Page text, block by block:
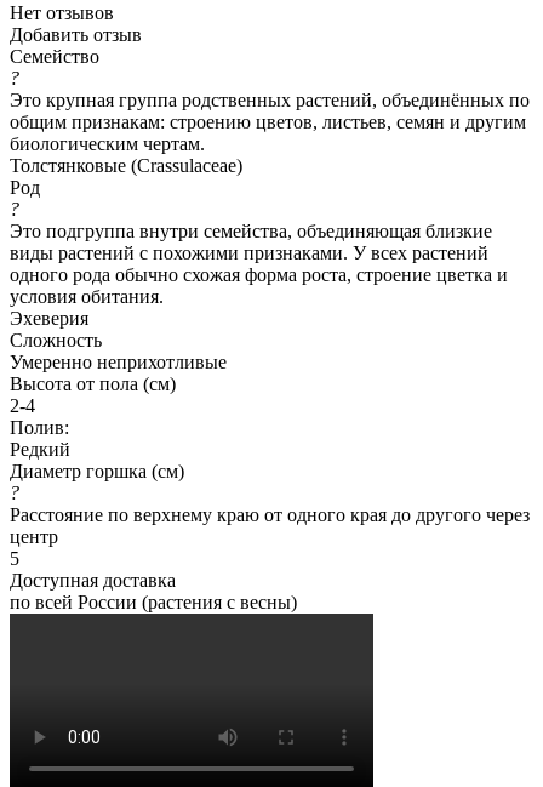
Нет отзывов
Добавить отзыв
Семейство
?
Это крупная группа родственных растений, объединённых по
общим признакам: строению цветов, листьев, семян и другим
биологическим чертам.
Толстянковые (Crassulaceae)
Род
?
Это подгруппа внутри семейства, объединяющая близкие
виды растений с похожими признаками. У всех растений
одного рода обычно схожая форма роста, строение цветка и
условия обитания.
Эхеверия
Сложность
Умеренно неприхотливые
Высота от пола (см)
2-4
Полив:
Редкий
Диаметр горшка (см)
?
Расстояние по верхнему краю от одного края до другого через
центр
5
Доступная доставка
по всей России (растения с весны)